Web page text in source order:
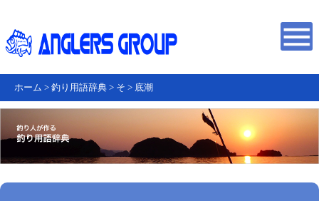
ホーム > 釣り用語辞典 > そ > 底潮